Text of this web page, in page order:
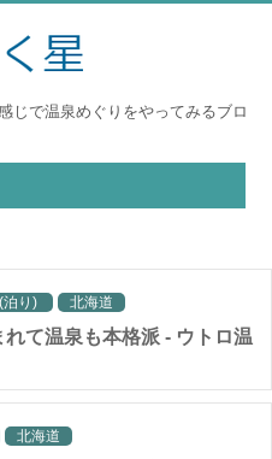
じで温泉めぐりをやってみるブロ
泊り) 北海道
て温泉も本格派 - ウトロ温
北海道